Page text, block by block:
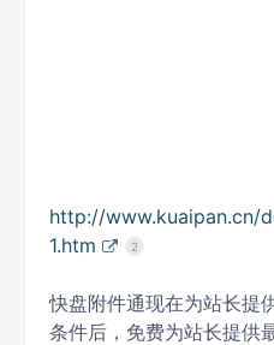
http://www.kuaipan.cn/
1.htm
2
快盘附件通现在为站长提
条件后，免费为站长提供